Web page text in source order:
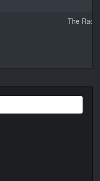
The